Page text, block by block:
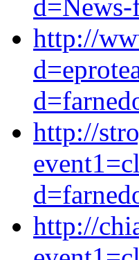
http://
http://
http://